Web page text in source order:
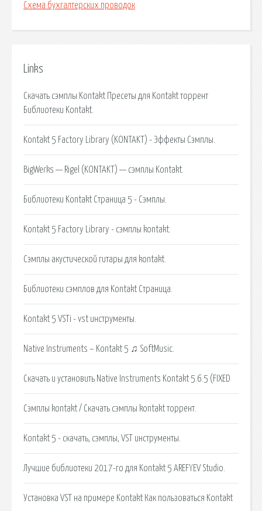
Схема бухгалтерских проводок
Links
Cкачать сэмплы Kontakt Пресеты для Kontakt торрент
Библиотеки Kontakt.
Kontakt 5 Factory Library (KONTAKT) - Эффекты Сэмплы.
BigWerks — Rigel (KONTAKT) — сэмплы Kontakt.
Библиотеки Kontakt Страница 5 - Сэмплы.
Kontakt 5 Factory Library - сэмплы kontakt.
Сэмплы акустической гитары для kontakt.
Библиотеки сэмплов для Kontakt Страница.
Kontakt 5 VSTi - vst инструменты.
Native Instruments – Kontakt 5 ♫ SoftMusic.
Скачать и установить Native Instruments Kontakt 5.6.5 (FIXED
Сэмплы kontakt / Скачать сэмплы kontakt торрент.
Kontakt 5 - скачать, сэмплы, VST инструменты.
Лучшие библиотеки 2017-го для Kontakt 5 AREFYEV Studio.
Установка VST на примере Kontakt Как пользоваться Kontakt